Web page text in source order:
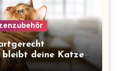
bleibt deine Katze